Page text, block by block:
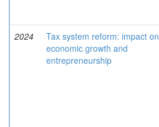
2024
Tax system reform: impact on
economic growth and
entrepreneurship